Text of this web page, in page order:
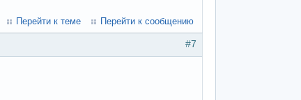
Перейти к теме Перейти к сообщению
#7